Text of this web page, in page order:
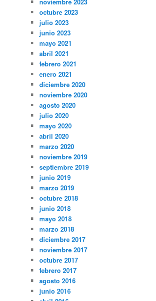
octubre 2023
julio 2023
junio 2023
mayo 2021
abril 2021
febrero 2021
enero 2021
diciembre 2020
noviembre 2020
agosto 2020
julio 2020
mayo 2020
abril 2020
marzo 2020
noviembre 2019
septiembre 2019
junio 2019
marzo 2019
octubre 2018
junio 2018
mayo 2018
marzo 2018
diciembre 2017
noviembre 2017
octubre 2017
febrero 2017
agosto 2016
junio 2016